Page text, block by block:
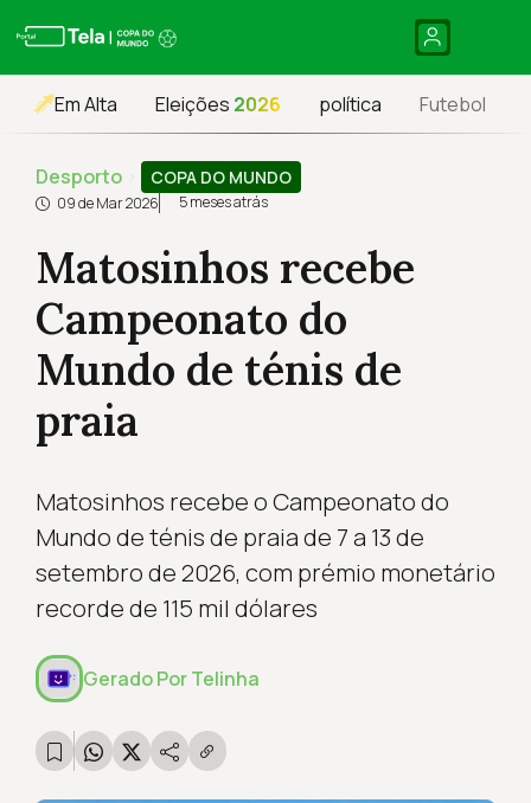
Em Alta Eleições 2026 política Futebol
Desporto› COPA DO MUNDO
09 de Mar 2026 5 meses atrás
Matosinhos recebe
Campeonato do
Mundo de ténis de
praia
Matosinhos recebe o Campeonato do
Mundo de ténis de praia de 7 a 13 de
setembro de 2026, com prémio monetário
recorde de 115 mil dólares
Gerado PorTelinha